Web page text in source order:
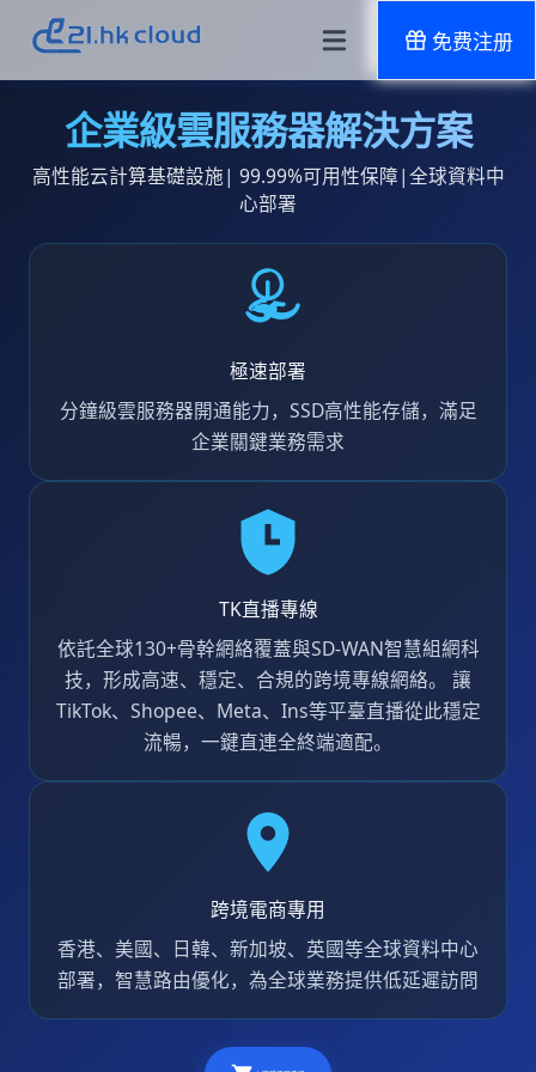
免费注册
企業級雲服務器解決方案
高性能云計算基礎設施| 99.99%可用性保障|全球資料中
心部署
極速部署
分鐘級雲服務器開通能力，SSD高性能存儲，滿足
企業關鍵業務需求
TK直播專線
依託全球130+骨幹網絡覆蓋與SD-WAN智慧組網科
技，形成高速、穩定、合規的跨境專線網絡。 讓
TikTok、Shopee、Meta、Ins等平臺直播從此穩定
流暢，一鍵直連全終端適配。
跨境電商專用
香港、美國、日韓、新加坡、英國等全球資料中心
部署，智慧路由優化，為全球業務提供低延遲訪問